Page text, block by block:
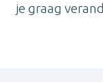
je graag